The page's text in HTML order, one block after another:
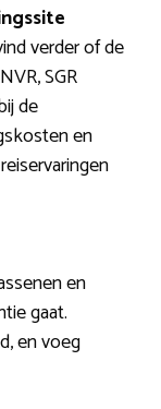
verder of de
SGR
de
en
en
gaat.
en voeg